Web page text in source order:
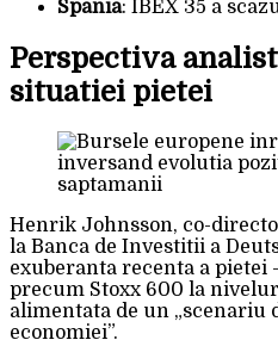
Spania: IBEX 35 a
Perspectiva
situatiei pietei
Henrik Johnsson, co-
la Banca de Investitii a
exuberanta recenta a pietei
precum Stoxx 600 la
alimentata de un „scenariu
economiei”.